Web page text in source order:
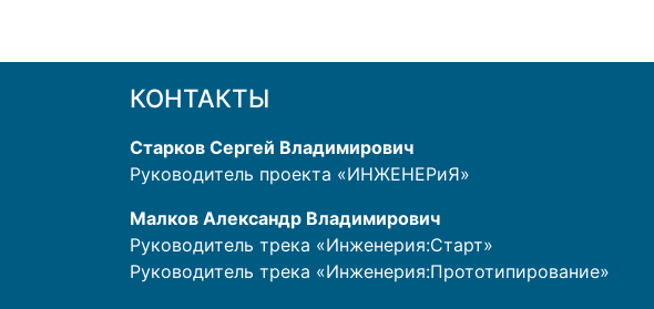
КОНТАКТЫ
Старков Сергей Владимирович
Руководитель проекта «ИНЖЕНЕРиЯ»
Малков Александр Владимирович
Руководитель трека «Инженерия:Старт»
Руководитель трека «Инженерия:Прототипирование»